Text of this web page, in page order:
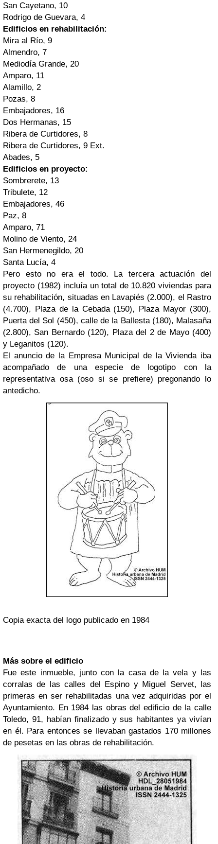
San Cayetano, 10
Rodrigo de Guevara, 4
Edificios en rehabilitación:
Mira al Río, 9
Almendro, 7
Mediodía Grande, 20
Amparo, 11
Alamillo, 2
Pozas, 8
Embajadores, 16
Dos Hermanas, 15
Ribera de Curtidores, 8
Ribera de Curtidores, 9 Ext.
Abades, 5
Edificios en proyecto:
Sombrerete, 13
Tribulete, 12
Embajadores, 46
Paz, 8
Amparo, 71
Molino de Viento, 24
San Hermenegildo, 20
Santa Lucía, 4
Pero esto no era el todo. La tercera actuación del
proyecto (1982) incluía un total de 10.820 viviendas para
su rehabilitación, situadas en Lavapiés (2.000), el Rastro
(4.700), Plaza de la Cebada (150), Plaza Mayor (300),
Puerta del Sol (450), calle de la Ballesta (180), Malasaña
(2.800), San Bernardo (120), Plaza del 2 de Mayo (400)
y Leganitos (120).
El anuncio de la Empresa Municipal de la Vivienda iba
acompañado de una especie de logotipo con la
representativa osa (oso si se prefiere) pregonando lo
antedicho.
Copia exacta del logo publicado en 1984
Más sobre el edificio
Fue este inmueble, junto con la casa de la vela y las
corralas de las calles del Espino y Miguel Servet, las
primeras en ser rehabilitadas una vez adquiridas por el
Ayuntamiento. En 1984 las obras del edificio de la calle
Toledo, 91, habían finalizado y sus habitantes ya vivían
en él. Para entonces se llevaban gastados 170 millones
de pesetas en las obras de rehabilitación.